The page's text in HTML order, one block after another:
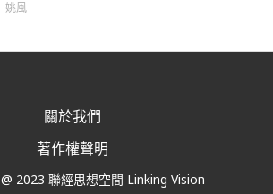
姚風
關於我們
著作權聲明
@ 2023 聯經思想空間 Linking Vision